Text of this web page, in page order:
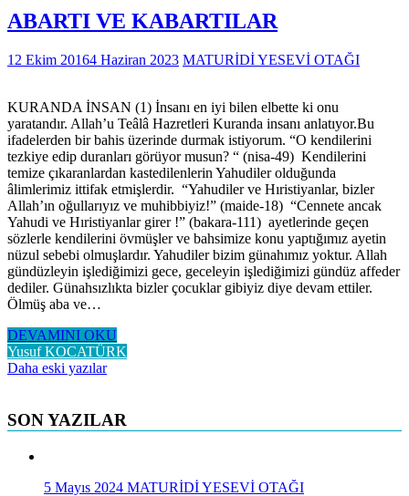
ABARTI VE KABARTILAR
12 Ekim 20164 Haziran 2023 MATURİDİ YESEVİ OTAĞI
KURANDA İNSAN (1) İnsanı en iyi bilen elbette ki onu
yaratandır. Allah’u Teâlâ Hazretleri Kuranda insanı anlatıyor.Bu
ifadelerden bir bahis üzerinde durmak istiyorum. “O kendilerini
tezkiye edip duranları görüyor musun? “ (nisa-49) Kendilerini
temize çıkaranlardan kastedilenlerin Yahudiler olduğunda
âlimlerimiz ittifak etmişlerdir. “Yahudiler ve Hıristiyanlar, bizler
Allah’ın oğullarıyız ve muhibbiyiz!” (maide-18) “Cennete ancak
Yahudi ve Hıristiyanlar girer !” (bakara-111) ayetlerinde geçen
sözlerle kendilerini övmüşler ve bahsimize konu yaptığımız ayetin
nüzul sebebi olmuşlardır. Yahudiler bizim günahımız yoktur. Allah
gündüzleyin işlediğimizi gece, geceleyin işlediğimizi gündüz affeder
dediler. Günahsızlıkta bizler çocuklar gibiyiz diye devam ettiler.
Ölmüş aba ve…
DEVAMINI OKU
Yusuf KOCATÜRK
Yazı
Daha eski yazılar
SON YAZILAR
5 Mayıs 2024 MATURİDİ YESEVİ OTAĞI